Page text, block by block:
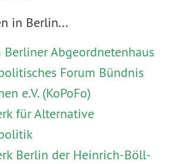
in Berlin...
Abgeordnetenhaus
Forum Bündnis
e.V. (KoPoFo)
für Alternative
Berlin der Heinrich-Böll-